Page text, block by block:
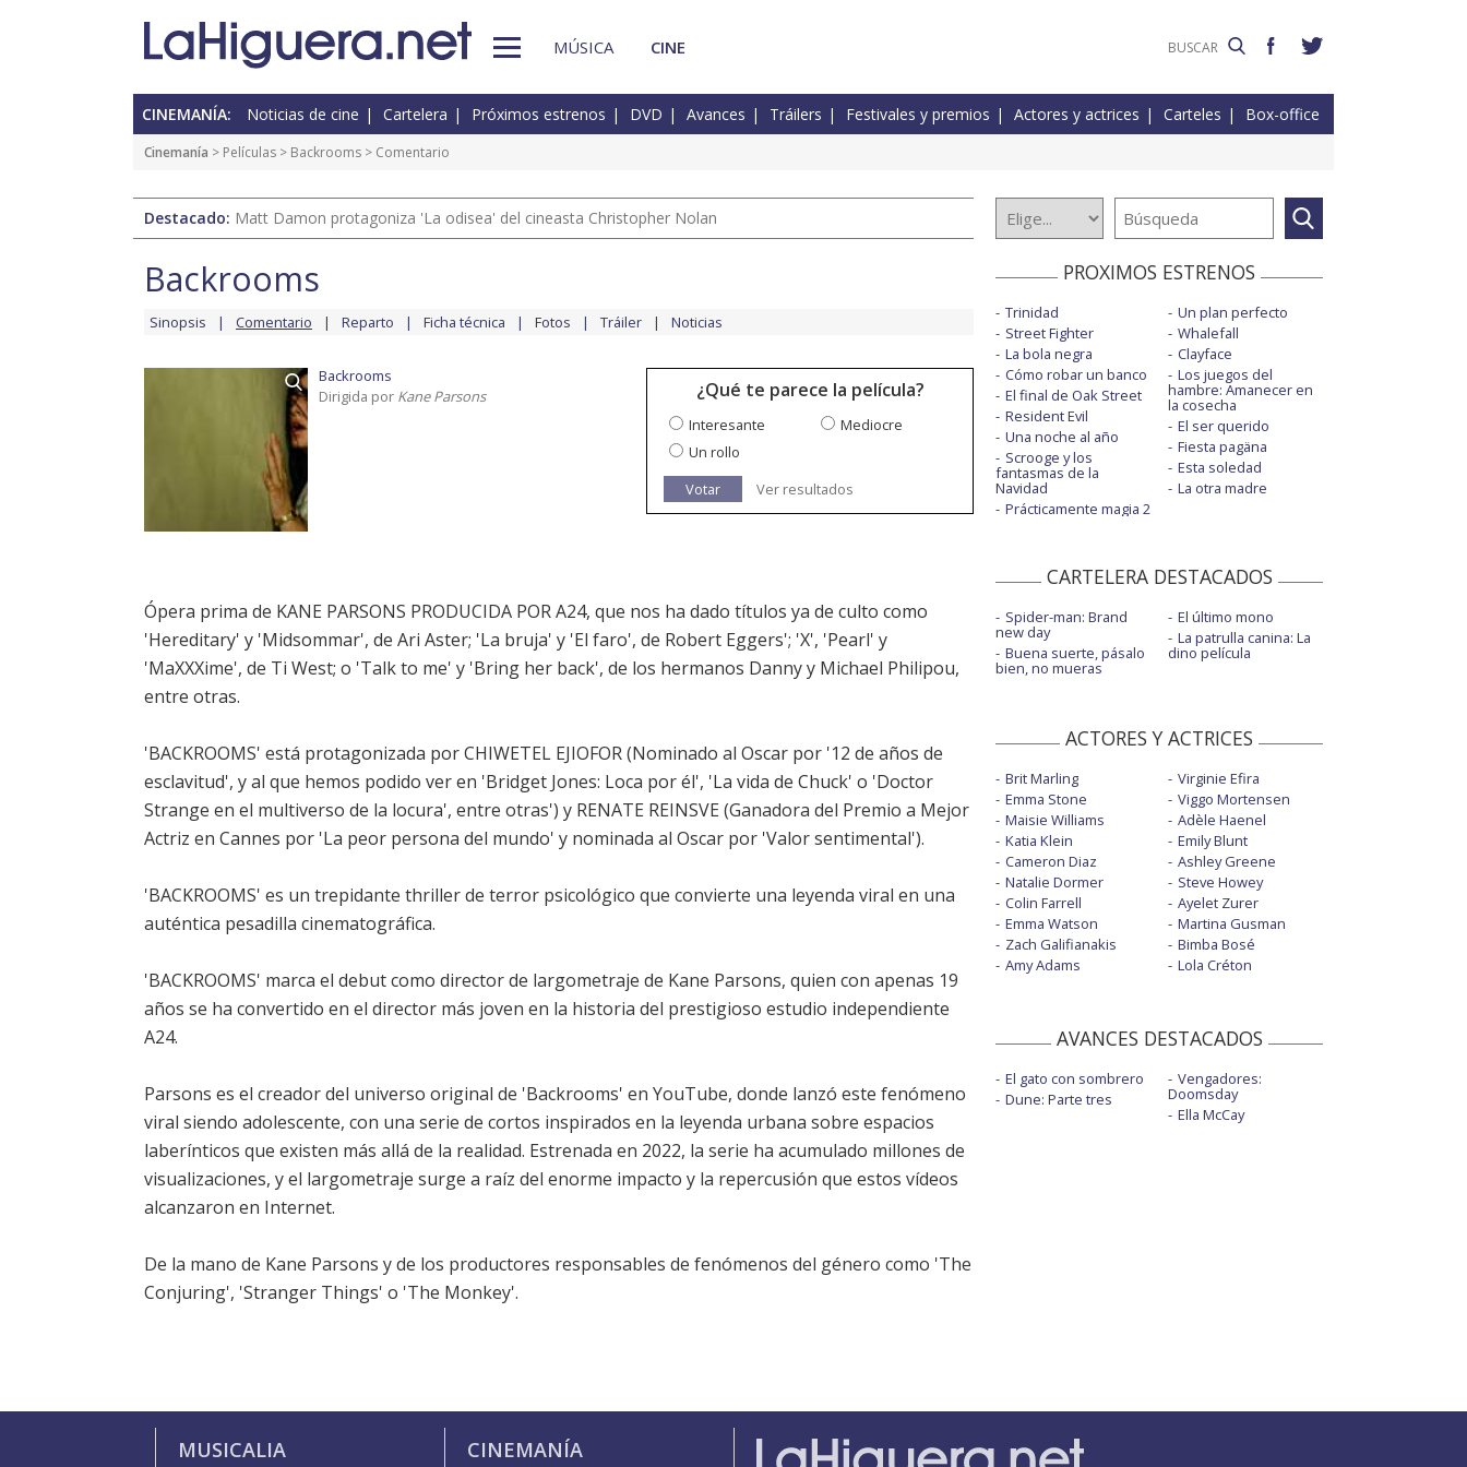
MÚSICA CINE
CINEMANÍA: Noticias de cine Cartelera Próximos estrenos DVD Avances Tráilers Festivales y premios Actores y actrices Carteles Box-office
Cinemanía > Películas > Backrooms > Comentario
Destacado: Matt Damon protagoniza 'La odisea' del cineasta Christopher Nolan
Backrooms
Sinopsis Comentario Reparto Ficha técnica Fotos Tráiler Noticias
Backrooms
Dirigida por Kane Parsons ¿Qué te parece la película?
Interesante
Mediocre
Un rollo
Votar
Ver resultados
Ópera prima de KANE PARSONS PRODUCIDA POR A24, que nos ha dado títulos ya de culto como
'Hereditary' y 'Midsommar', de Ari Aster; 'La bruja' y 'El faro', de Robert Eggers'; 'X', 'Pearl' y
'MaXXXime', de Ti West; o 'Talk to me' y 'Bring her back', de los hermanos Danny y Michael Philipou,
entre otras.
'BACKROOMS' está protagonizada por CHIWETEL EJIOFOR (Nominado al Oscar por '12 de años de
esclavitud', y al que hemos podido ver en 'Bridget Jones: Loca por él', 'La vida de Chuck' o 'Doctor
Strange en el multiverso de la locura', entre otras') y RENATE REINSVE (Ganadora del Premio a Mejor
Actriz en Cannes por 'La peor persona del mundo' y nominada al Oscar por 'Valor sentimental').
'BACKROOMS' es un trepidante thriller de terror psicológico que convierte una leyenda viral en una
auténtica pesadilla cinematográfica.
'BACKROOMS' marca el debut como director de largometraje de Kane Parsons, quien con apenas 19
años se ha convertido en el director más joven en la historia del prestigioso estudio independiente
A24.
Parsons es el creador del universo original de 'Backrooms' en YouTube, donde lanzó este fenómeno
viral siendo adolescente, con una serie de cortos inspirados en la leyenda urbana sobre espacios
laberínticos que existen más allá de la realidad. Estrenada en 2022, la serie ha acumulado millones de
visualizaciones, y el largometraje surge a raíz del enorme impacto y la repercusión que estos vídeos
alcanzaron en Internet.
De la mano de Kane Parsons y de los productores responsables de fenómenos del género como 'The
Conjuring', 'Stranger Things' o 'The Monkey'.
PROXIMOS ESTRENOS
Trinidad
Street Fighter
La bola negra
Cómo robar un banco
El final de Oak Street
Resident Evil
Una noche al año
Scrooge y los
fantasmas de la
Navidad
Prácticamente magia 2
Un plan perfecto
Whalefall
Clayface
Los juegos del
hambre: Amanecer en
la cosecha
El ser querido
Fiesta pagäna
Esta soledad
La otra madre
CARTELERA DESTACADOS
Spider-man: Brand
new day
Buena suerte, pásalo
bien, no mueras
El último mono
La patrulla canina: La
dino película
ACTORES Y ACTRICES
Brit Marling
Emma Stone
Maisie Williams
Katia Klein
Cameron Diaz
Natalie Dormer
Colin Farrell
Emma Watson
Zach Galifianakis
Amy Adams
Virginie Efira
Viggo Mortensen
Adèle Haenel
Emily Blunt
Ashley Greene
Steve Howey
Ayelet Zurer
Martina Gusman
Bimba Bosé
Lola Créton
AVANCES DESTACADOS
El gato con sombrero
Dune: Parte tres
Vengadores:
Doomsday
Ella McCay
MUSICALIA CINEMANÍA